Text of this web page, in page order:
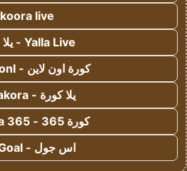
koora live
Yalla Live - يلا لايف
كورة اون لاين - koora onl
يلا كورة - yallakora
كورة 365 - kooora 365
اس جول - AS Goal